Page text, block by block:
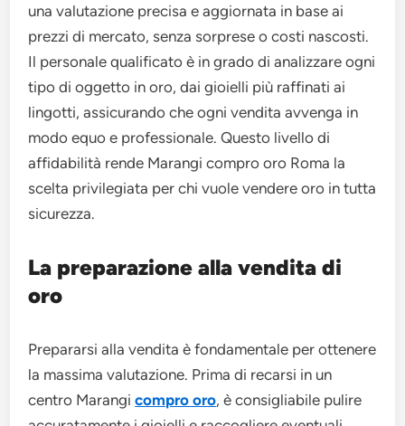
una valutazione precisa e aggiornata in base ai
prezzi di mercato, senza sorprese o costi nascosti.
Il personale qualificato è in grado di analizzare ogni
tipo di oggetto in oro, dai gioielli più raffinati ai
lingotti, assicurando che ogni vendita avvenga in
modo equo e professionale. Questo livello di
affidabilità rende Marangi compro oro Roma la
scelta privilegiata per chi vuole vendere oro in tutta
sicurezza.
La preparazione alla vendita di
oro
Prepararsi alla vendita è fondamentale per ottenere
la massima valutazione. Prima di recarsi in un
centro Marangicompro oro, è consigliabile pulire